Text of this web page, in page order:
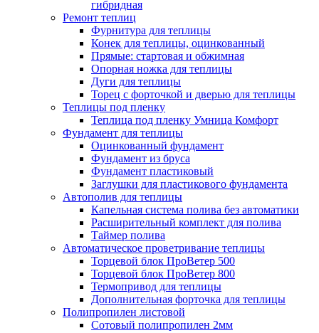
гибридная
Ремонт теплиц
Фурнитура для теплицы
Конек для теплицы, оцинкованный
Прямые: стартовая и обжимная
Опорная ножка для теплицы
Дуги для теплицы
Торец с форточкой и дверью для теплицы
Теплицы под пленку
Теплица под пленку Умница Комфорт
Фундамент для теплицы
Оцинкованный фундамент
Фундамент из бруса
Фундамент пластиковый
Заглушки для пластикового фундамента
Автополив для теплицы
Капельная система полива без автоматики
Расширительный комплект для полива
Таймер полива
Автоматическое проветривание теплицы
Торцевой блок ПроВетер 500
Торцевой блок ПроВетер 800
Термопривод для теплицы
Дополнительная форточка для теплицы
Полипропилен листовой
Сотовый полипропилен 2мм